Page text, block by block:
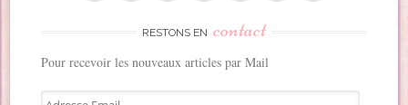
RESTONS EN contact
Pour recevoir les nouveaux articles par Mail
A